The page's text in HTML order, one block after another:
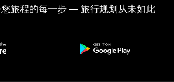
旅程的每一步 — 旅行规划从未如此